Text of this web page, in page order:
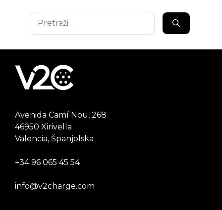
Pretraži:
Avenida Camí Nou, 268
46950 Xirivella
Valencia, Španjolska
+34 96 065 45 54
info@v2charge.com